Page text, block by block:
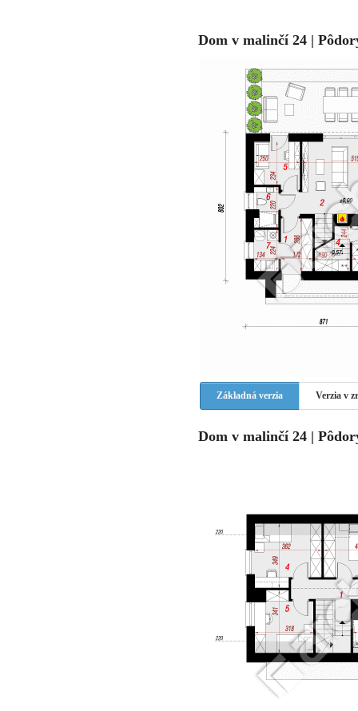
Dom v malinčí 24 |
Základná verzia Verzia v
Dom v malinčí 24 |